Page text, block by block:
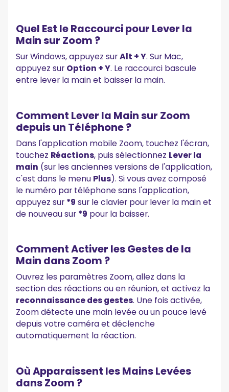
Quel Est le Raccourci pour Lever la
Main sur Zoom ?
Sur Windows, appuyez surAlt + Y. Sur Mac,
appuyez sur Option + Y. Le raccourci bascule
entre lever la main et baisser la main.
Comment Lever la Main sur Zoom
depuis un Téléphone ?
Dans l'application mobile Zoom, touchez l'écran,
touchez Réactions, puis sélectionnez Lever la
main (sur les anciennes versions de l'application,
c'est dans le menu Plus). Si vous avez composé
le numéro par téléphone sans l'application,
appuyez sur *9 sur le clavier pour lever la main et
de nouveau sur *9 pour la baisser.
Comment Activer les Gestes de la
Main dans Zoom ?
Ouvrez les paramètres Zoom, allez dans la
section des réactions ou en réunion, et activez la
reconnaissance des gestes. Une fois activée,
Zoom détecte une main levée ou un pouce levé
depuis votre caméra et déclenche
automatiquement la réaction.
Où Apparaissent les Mains Levées
dans Zoom ?